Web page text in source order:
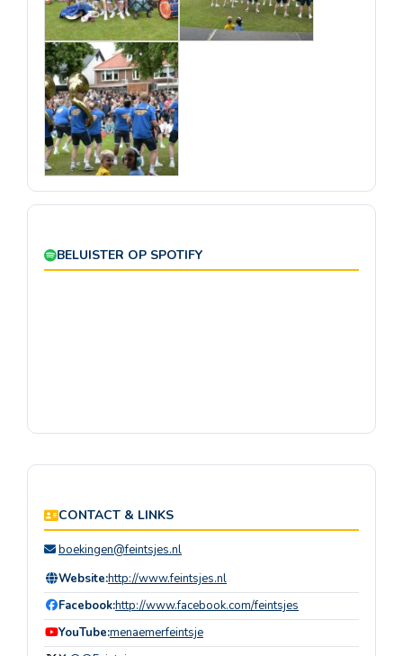
BELUISTER OP SPOTIFY
CONTACT & LINKS
boekingen@feintsjes.nl
Website:http://www.feintsjes.nl
Facebook:http://www.facebook.com/feintsjes
YouTube:menaemerfeintsje